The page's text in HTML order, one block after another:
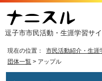
逗子市市民活動・生涯学習サイ
現在の位置： 市民活動紹介・生
団体一覧 > アップル